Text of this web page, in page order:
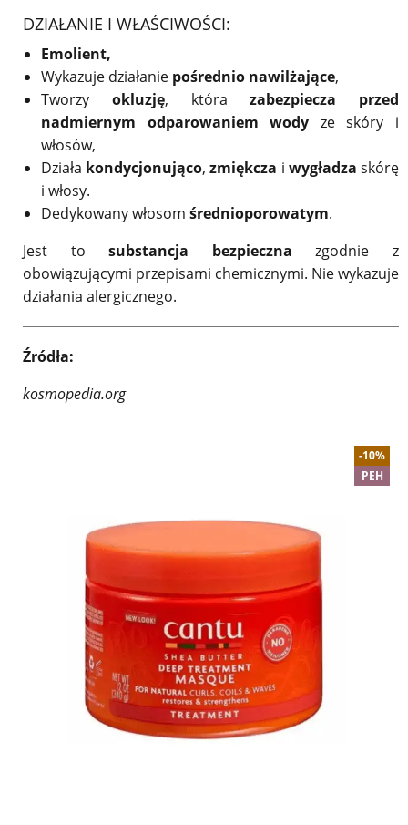
DZIAŁANIE I WŁAŚCIWOŚCI:
Emolient,
Wykazuje działanie pośrednio nawilżające,
Tworzy okluzję, którazabezpiecza przed
nadmiernym odparowaniem wody ze skóry i
włosów,
Działa kondycjonująco,zmiękcza i wygładzaskórę
i włosy.
Dedykowany włosom średnioporowatym.
Jest tosubstancja bezpiecznazgodnie z
obowiązującymi przepisami chemicznymi. Nie wykazuje
działania alergicznego.
Źródła:
kosmopedia.org
-10%
PEH